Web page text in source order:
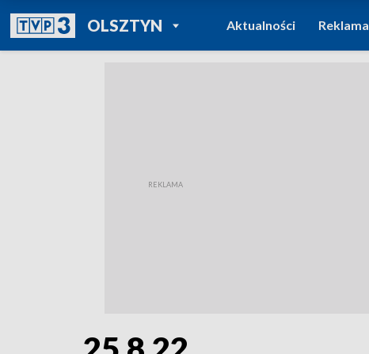
OLSZTYNPOWRÓT DO
TVP REGIONY
Aktualności Reklama